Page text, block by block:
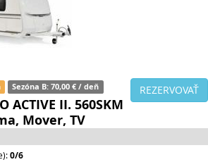
Sezóna B: 70,00 € / deň REZERVOVAŤ
ACTIVE II. 560SKM
Mover, TV
0/6